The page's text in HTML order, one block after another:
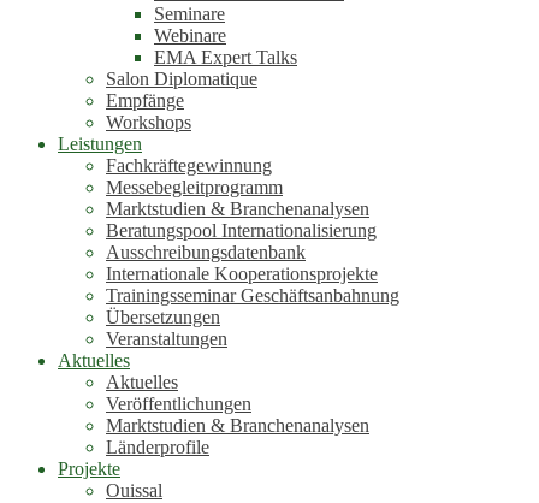
Seminare
Webinare
EMA Expert Talks
Salon Diplomatique
Empfänge
Workshops
Leistungen
Fachkräftegewinnung
Messebegleitprogramm
Marktstudien & Branchenanalysen
Beratungspool Internationalisierung
Ausschreibungsdatenbank
Internationale Kooperationsprojekte
Trainingsseminar Geschäftsanbahnung
Übersetzungen
Veranstaltungen
Aktuelles
Aktuelles
Veröffentlichungen
Marktstudien & Branchenanalysen
Länderprofile
Projekte
Ouissal